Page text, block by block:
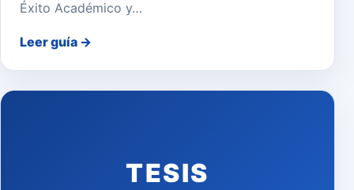
Éxito Académico y…
Leer guía →
TESIS